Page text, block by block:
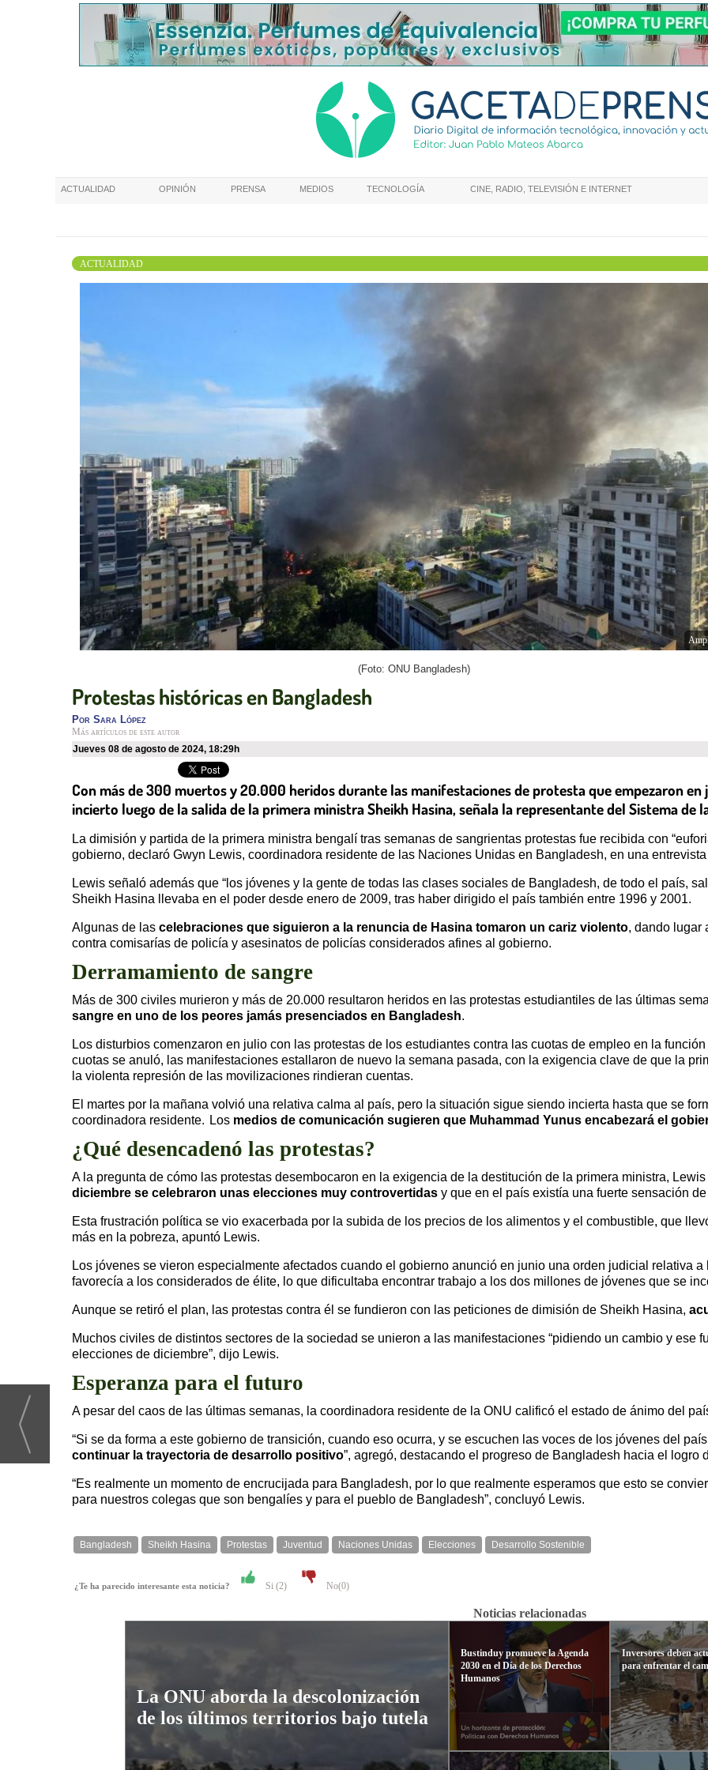
ACTUALIDAD OPINIÓN PRENSA MEDIOS TECNOLOGÍA CINE, RADIO, TELEVISIÓN E INTERNET
ACTUALIDAD
(Foto: ONU Bangladesh)
Protestas históricas en Bangladesh
Por Sara López
Más artículos de este autor
jueves 08 de agosto de 2024, 18:29h
Con más de 300 muertos y 20.000 heridos durante las manifestaciones de protesta que empezaron
incierto luego de la salida de la primera ministra Sheikh Hasina, señala la representante del Sistema de
La dimisión y partida de la primera ministra bengalí tras semanas de sangrientas protestas fue recibida con
gobierno, declaró Gwyn Lewis, coordinadora residente de las Naciones Unidas en Bangladesh, en una
Lewis señaló además que “los jóvenes y la gente de todas las clases sociales de Bangladesh, de todo el país,
Sheikh Hasina
llevaba en el poder desde enero de 2009, tras haber dirigido el país también entre 1996 y 2001.
Algunas de las celebraciones que siguieron a la renuncia de Hasina tomaron un cariz violento, dando lugar
contra comisarías de policía y asesinatos de policías considerados afines al gobierno.
Derramamiento de sangre
Más de 300 civiles murieron y más de 20.000 resultaron heridos en las protestas estudiantiles de las últimas
sangre en uno de los peores jamás presenciados en Bangladesh.
Los disturbios comenzaron en julio con las protestas de los estudiantes contra las cuotas de empleo en la
cuotas se anuló, las manifestaciones estallaron de nuevo la semana pasada, con la exigencia clave de que la
la violenta represión de las movilizaciones rindieran cuentas.
El martes por la mañana volvió una relativa calma al país, pero la situación sigue siendo incierta hasta que se
coordinadora residente. Los medios de comunicación sugieren que Muhammad Yunus encabezará el
¿Qué desencadenó las protestas?
A la pregunta de cómo las protestas desembocaron en la exigencia de la destitución de la primera ministra,
diciembre se celebraron unas elecciones muy controvertidas y que en el país existía una fuerte sensación
Esta frustración política se vio exacerbada por la subida de los precios de los alimentos y el combustible, que
más en la pobreza, apuntó Lewis.
Los jóvenes se vieron especialmente afectados cuando el gobierno anunció en junio una orden judicial relativa
favorecía a los considerados de élite, lo que dificultaba encontrar trabajo a los dos millones de jóvenes que se
Aunque se retiró el plan, las protestas contra él se fundieron con las peticiones de dimisión de Sheikh Hasina,
Muchos civiles de distintos sectores de la sociedad se unieron a las manifestaciones “pidiendo un cambio y ese
elecciones de diciembre”, dijo Lewis.
Esperanza para el futuro
A pesar del caos de las últimas semanas, la coordinadora residente de la ONU calificó el estado de ánimo del
“Si se da forma a este gobierno de transición, cuando eso ocurra, y se escuchen las voces de los jóvenes del
continuar la trayectoria de desarrollo positivo”, agregó, destacando el progreso de Bangladesh hacia el
“Es realmente un momento de encrucijada para Bangladesh, por lo que realmente esperamos que esto se
para nuestros colegas que son bengalíes y para el pueblo de Bangladesh”, concluyó Lewis.
Bangladesh Sheikh Hasina Protestas Juventud Naciones Unidas Elecciones Desarrollo Sostenible
¿Te ha parecido interesante esta noticia? Si (2) No(0)
Noticias relacionadas
La ONU aborda la descolonización
de los últimos territorios bajo tutela
Bustinduy promueve la Agenda
2030 en el Día de los Derechos
Humanos
Inversores deben
para enfrentar el